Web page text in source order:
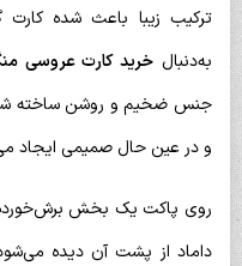
ترکیب زیبا باعث شده کارت
به‌دنبال خرید کارت عروسی
جنس ضخیم و روشن ساخته
و در عین حال صمیمی ایجاد
روی پاکت یک بخش
داماد از پشت آن دیده